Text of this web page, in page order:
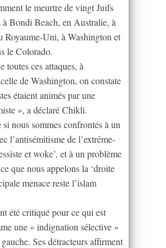
le meurtre de vingt Juifs
à Bondi Beach, en Australie, à
Royaume-Uni, à Washington et
le Colorado.
toutes ces attaques, à
de Washington, on constate
étaient animés par une
», a déclaré Chikli.
nous sommes confrontés à un
l’antisémitisme de l’extrême-
et woke’, et à un problème
que nous appelons la ‘droite
menace reste l’islam
été critiqué pour ce qui est
une « indignation sélective »
Ses détracteurs affirment